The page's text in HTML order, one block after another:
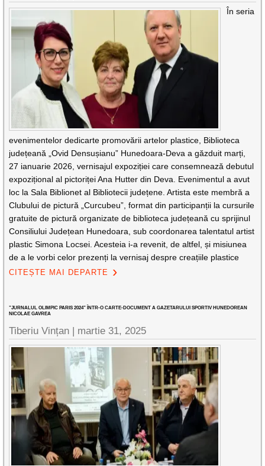
În seria
evenimentelor dedicarte promovării artelor plastice, Biblioteca
județeană „Ovid Densușianu” Hunedoara-Deva a găzduit marți,
27 ianuarie 2026, vernisajul expoziției care consemnează debutul
expozițional al pictoriței Ana Hutter din Deva. Evenimentul a avut
loc la Sala Biblionet al Bibliotecii județene. Artista este membră a
Clubului de pictură „Curcubeu”, format din participanții la cursurile
gratuite de pictură organizate de biblioteca județeană cu sprijinul
Consiliului Județean Hunedoara, sub coordonarea talentatul artist
plastic Simona Locsei. Acesteia i-a revenit, de altfel, și misiunea
de a le vorbi celor prezenți la vernisaj despre creațiile plastice
CITEȘTE MAI DEPARTE
”JURNALUL OLIMPIC PARIS 2024” ÎNTR-O CARTE-DOCUMENT A GAZETARULUI SPORTIV HUNEDOREAN
NICOLAE GAVREA
Tiberiu Vințan | martie 31, 2025